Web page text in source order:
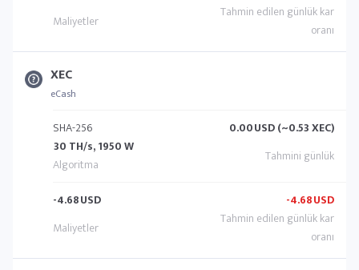
XEC
eCash
SHA-256
30 TH/s, 1950 W
0.00USD (~0.53 XEC)
-4.68USD -4.68USD